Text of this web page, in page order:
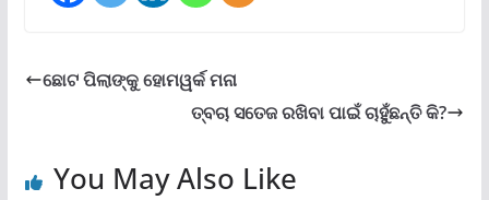
ଛୋଟ ପିଲାଙ୍କୁ ହୋମୱର୍କ ମନା
ତ୍ବଚା ସତେଜ ରଖିବା ପାଇଁ ଚାହୁଁଛନ୍ତି କି?
You May Also Like